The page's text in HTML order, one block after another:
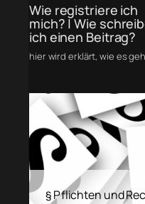
Wie registriere ich
mich? | Wie
ich einen Beitrag?
hier wird erklärt, wie es
§ Pflichten und